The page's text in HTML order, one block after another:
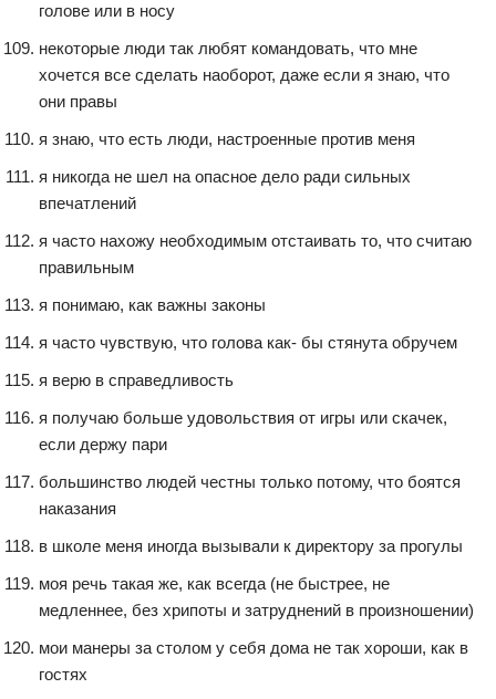
голове или в носу
некоторые люди так любят командовать, что мне
хочется все сделать наоборот, даже если я знаю, что
они правы
я знаю, что есть люди, настроенные против меня
я никогда не шел на опасное дело ради сильных
впечатлений
я часто нахожу необходимым отстаивать то, что считаю
правильным
я понимаю, как важны законы
я часто чувствую, что голова как- бы стянута обручем
я верю в справедливость
я получаю больше удовольствия от игры или скачек,
если держу пари
большинство людей честны только потому, что боятся
наказания
в школе меня иногда вызывали к директору за прогулы
моя речь такая же, как всегда (не быстрее, не
медленнее, без хрипоты и затруднений в произношении)
мои манеры за столом у себя дома не так хороши, как в
гостях